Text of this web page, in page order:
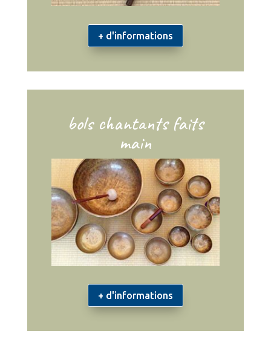
+ d'informations
bols chantants faits
main
+ d'informations